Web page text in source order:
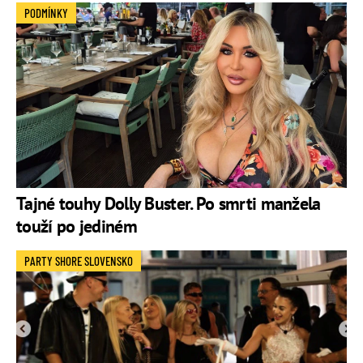
Tajné touhy Dolly Buster. Po smrti manžela
touží po jediném
PODMÍNKY
PARTY SHORE SLOVENSKO